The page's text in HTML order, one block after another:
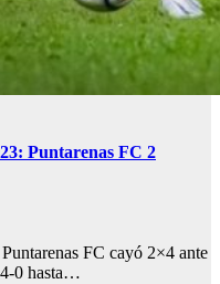
Puntarenas FC 2
FC cayó 2×4 ante
4-0 hasta…